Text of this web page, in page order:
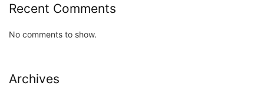
Recent Comments
No comments to show.
Archives